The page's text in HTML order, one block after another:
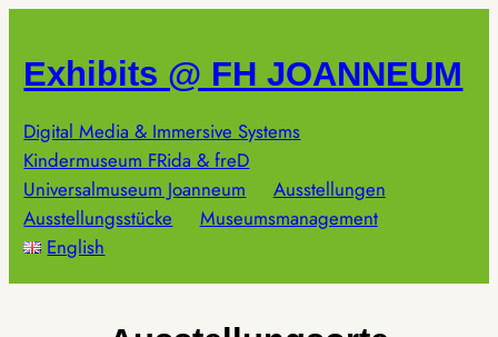
springen
Exhibits @ FH JOANNEUM
Digital Media & Immersive Systems
Kindermuseum FRida & freD
Universalmuseum Joanneum
Ausstellungen
Ausstellungsstücke
Museumsmanagement
English